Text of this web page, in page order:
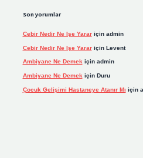
Son yorumlar
Cebir Nedir Ne Işe Yarariçin admin
Cebir Nedir Ne Işe Yarariçin Levent
Ambiyane Ne Demekiçin admin
Ambiyane Ne Demek için Duru
Çocuk Gelişimi Hastaneye Atanır Mı için